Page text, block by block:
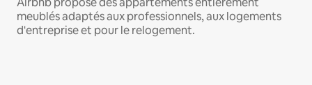
meublés adaptés aux professionnels, aux logements
d'entreprise et pour le relogement.